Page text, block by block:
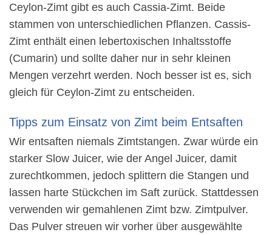
Ceylon-Zimt gibt es auch Cassia-Zimt. Beide
stammen von unterschiedlichen Pflanzen. Cassis-
Zimt enthält einen lebertoxischen Inhaltsstoffe
(Cumarin) und sollte daher nur in sehr kleinen
Mengen verzehrt werden. Noch besser ist es, sich
gleich für Ceylon-Zimt zu entscheiden.
Tipps zum Einsatz von Zimt beim Entsaften
Wir entsaften niemals Zimtstangen. Zwar würde ein
starker Slow Juicer, wie der Angel Juicer, damit
zurechtkommen, jedoch splittern die Stangen und
lassen harte Stückchen im Saft zurück. Stattdessen
verwenden wir gemahlenen Zimt bzw. Zimtpulver.
Das Pulver streuen wir vorher über ausgewählte